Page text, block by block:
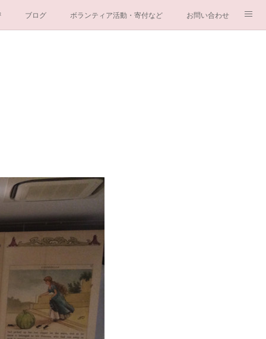
ブログ ボランティア活動・寄付など お問い合わせ